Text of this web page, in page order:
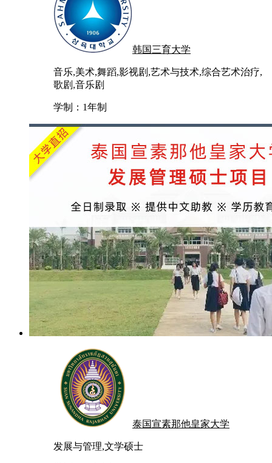
韩国三育大学
音乐,美术,舞蹈,影视剧,艺术与技术,综合艺术治疗,
歌剧,音乐剧
学制： 1年制
泰国宣素那他皇家大学
发展与管理,文学硕士